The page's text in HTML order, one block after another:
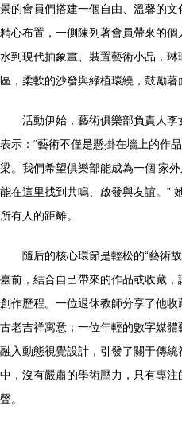
景的會員們搭建一個自由、溫馨的
精心布置，一側陳列著會員帶來的
水到現代抽象畫、裝置藝術小品，
區，柔軟的沙發與綠植環繞，鼓勵著
活動伊始，藝術俱樂部負責人
表示：“藝術不僅是懸掛在墻上的作
梁。我們希望俱樂部能成為一個‘家
能在這里找到共鳴、啟發與友誼。”
所有人的距離。
隨后的核心環節是輕松的“藝術
臺前，結合自己帶來的作品或收藏
創作歷程。一位退休教師分享了他
古老吉祥寓意；一位年輕的數字媒
融入動態視覺設計，引發了關于傳
中，沒有嚴肅的學術壓力，只有專
聲。